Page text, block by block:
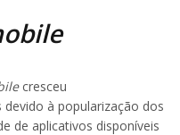
cresceu
à popularização dos
de aplicativos disponíveis